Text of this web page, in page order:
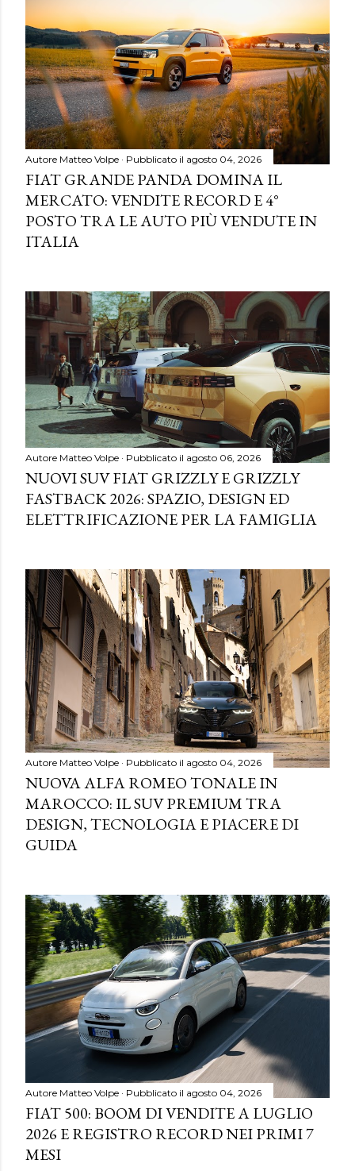
Autore Matteo Volpe Pubblicato il agosto 04, 2026
FIAT GRANDE PANDA DOMINA IL
MERCATO: VENDITE RECORD E 4°
POSTO TRA LE AUTO PIÙ VENDUTE IN
ITALIA
Autore Matteo Volpe Pubblicato il agosto 06, 2026
NUOVI SUV FIAT GRIZZLY E GRIZZLY
FASTBACK 2026: SPAZIO, DESIGN ED
ELETTRIFICAZIONE PER LA FAMIGLIA
Autore Matteo Volpe Pubblicato il agosto 04, 2026
NUOVA ALFA ROMEO TONALE IN
MAROCCO: IL SUV PREMIUM TRA
DESIGN, TECNOLOGIA E PIACERE DI
GUIDA
Autore Matteo Volpe Pubblicato il agosto 04, 2026
FIAT 500: BOOM DI VENDITE A LUGLIO
2026 E REGISTRO RECORD NEI PRIMI 7
MESI